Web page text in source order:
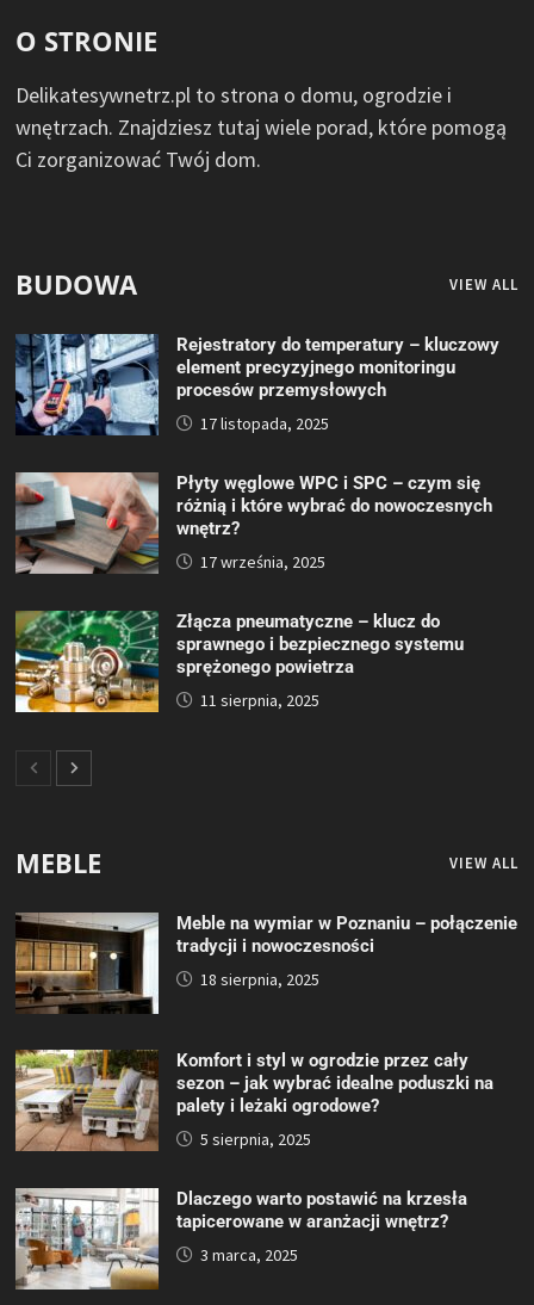
O STRONIE
Delikatesywnetrz.pl to strona o domu, ogrodzie i
wnętrzach. Znajdziesz tutaj wiele porad, które pomogą
Ci zorganizować Twój dom.
BUDOWA VIEW ALL
Rejestratory do temperatury – kluczowy
element precyzyjnego monitoringu
procesów przemysłowych
17 listopada, 2025
Płyty węglowe WPC i SPC – czym się
różnią i które wybrać do nowoczesnych
wnętrz?
17 września, 2025
Złącza pneumatyczne – klucz do
sprawnego i bezpiecznego systemu
sprężonego powietrza
11 sierpnia, 2025
MEBLE VIEW ALL
Meble na wymiar w Poznaniu – połączenie
tradycji i nowoczesności
18 sierpnia, 2025
Komfort i styl w ogrodzie przez cały
sezon – jak wybrać idealne poduszki na
palety i leżaki ogrodowe?
5 sierpnia, 2025
Dlaczego warto postawić na krzesła
tapicerowane w aranżacji wnętrz?
3 marca, 2025